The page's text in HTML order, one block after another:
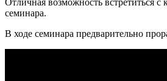
Отличная возможность встретиться
семинара.
В ходе семинара предварительно